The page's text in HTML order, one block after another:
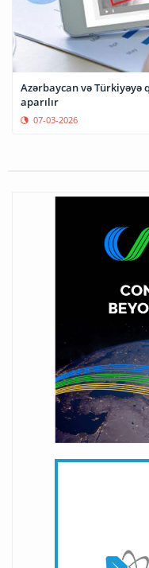
Azərbaycan və Türkiyəyə
aparılır
07-03-2026